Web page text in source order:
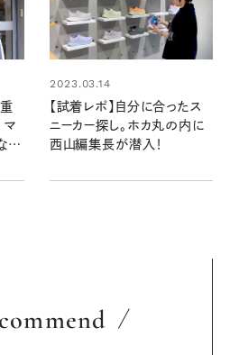
マ
さ
2023.03.14
【試着レポ】自分に合ったス
ニーカー探し。ホカ丸の内に
西山編集長が潜入！